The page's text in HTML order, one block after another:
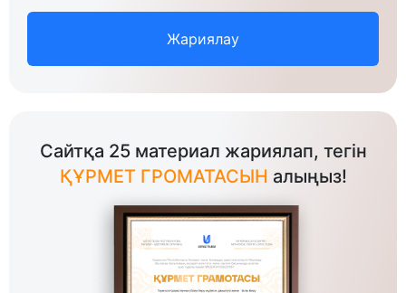
Жариялау
Сайтқа 25 материал жариялап, тегін
ҚҰРМЕТ ГРОМАТАСЫН алыңыз!